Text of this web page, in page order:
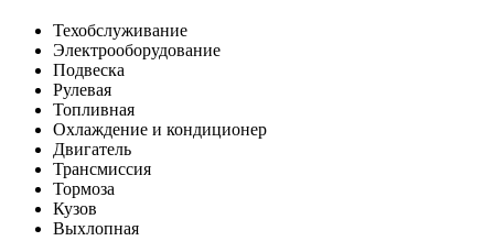
Техобслуживание
Электрооборудование
Подвеска
Рулевая
Топливная
Охлаждение и кондиционер
Двигатель
Трансмиссия
Тормоза
Кузов
Выхлопная